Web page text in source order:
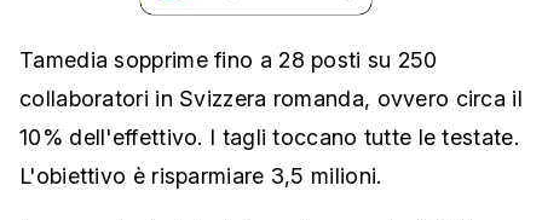
Tamedia sopprime fino a 28 posti su 250
collaboratori in Svizzera romanda, ovvero circa il
10% dell'effettivo. I tagli toccano tutte le testate.
L'obiettivo è risparmiare 3,5 milioni.